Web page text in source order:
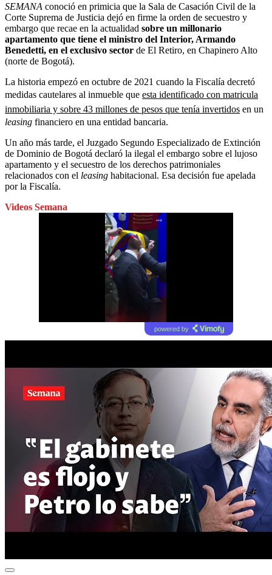
SEMANA conoció en primicia que la Sala de Casación Civil de la
Corte Suprema de Justicia dejó en firme la orden de secuestro y
embargo que recae en la actualidad sobre un millonario
apartamento que tiene el ministro del Interior, Armando
Benedetti, en el exclusivo sector de El Retiro, en Chapinero Alto
(norte de Bogotá).
La historia empezó en octubre de 2021 cuando la Fiscalía decretó
medidas cautelares al inmueble que esta identificado con matricula
inmobiliaria y sobre 43 millones de pesos que tenía invertidos en un
leasing financiero en una entidad bancaria.
Un año más tarde, el Juzgado Segundo Especializado de Extinción
de Dominio de Bogotá declaró la ilegal el embargo sobre el lujoso
apartamento y el secuestro de los derechos patrimoniales
relacionados con el leasing habitacional. Esa decisión fue apelada
por la Fiscalía.
Videos Semana
powered by